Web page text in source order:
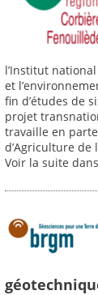
l’Institut
et
fin d’études de
projet
travaille en
d’Agriculture de
Voir la suite